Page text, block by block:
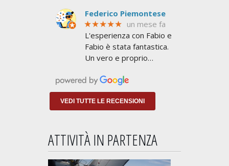
serviva per superare le
6 miglia dalla costa e non
avere limiti
Federico Piemontese
★★★★★ un mese fa
L'esperienza con Fabio e
Fabio è stata fantastica.
Un vero e proprio
NAVIGARE non a
insegnarti lo stretto
indispensabile per
prendere
VEDI TUTTE LE RECENSIONI
ATTIVITÀ IN PARTENZA